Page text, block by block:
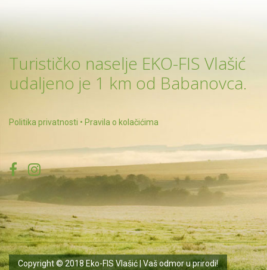
Turističko naselje EKO-FIS Vlašić
udaljeno je 1 km od Babanovca.
Politika privatnosti • Pravila o kolačićima
Copyright © 2018 Eko-FIS Vlašić | Vaš odmor u prirodi!